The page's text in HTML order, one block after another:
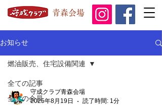
青森会場
お知らせ
全ての記事
全ての会員
燃油販売、住宅設備関連
守成クラブ青森会場
2025年8月19日
読了時間: 1分